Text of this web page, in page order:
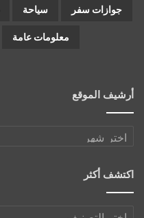
جوازات سفر سياحة
معلومات عامة
أرشيف الموقع
أرشيف
اكتشف أكثر
اكتشف